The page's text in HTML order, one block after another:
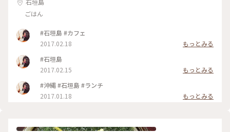
石垣島
ごはん
#石垣島 #カフェ
2017.02.18
もっとみる
#石垣島
2017.02.15
もっとみる
#沖縄 #石垣島 #ランチ
2017.01.18
もっとみる